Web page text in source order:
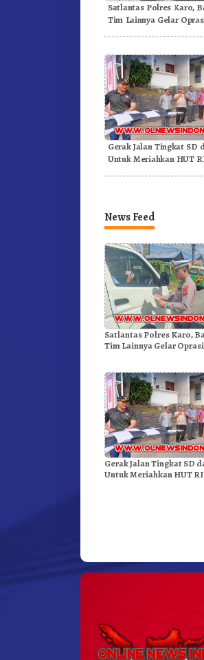
Satlantas Polres Karo,
Tim Lainnya Gelar
Gerak Jalan Tingkat SD
Untuk Meriahkan HUT
News Feed
Satlantas Polres Karo,
Tim Lainnya Gelar
Gerak Jalan Tingkat SD
Untuk Meriahkan HUT RI